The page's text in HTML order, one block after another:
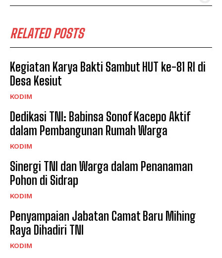
RELATED POSTS
Kegiatan Karya Bakti Sambut HUT ke-81 RI di
Desa Kesiut
KODIM
Dedikasi TNI: Babinsa Sonof Kacepo Aktif
dalam Pembangunan Rumah Warga
KODIM
Sinergi TNI dan Warga dalam Penanaman
Pohon di Sidrap
KODIM
Penyampaian Jabatan Camat Baru Mihing
Raya Dihadiri TNI
KODIM